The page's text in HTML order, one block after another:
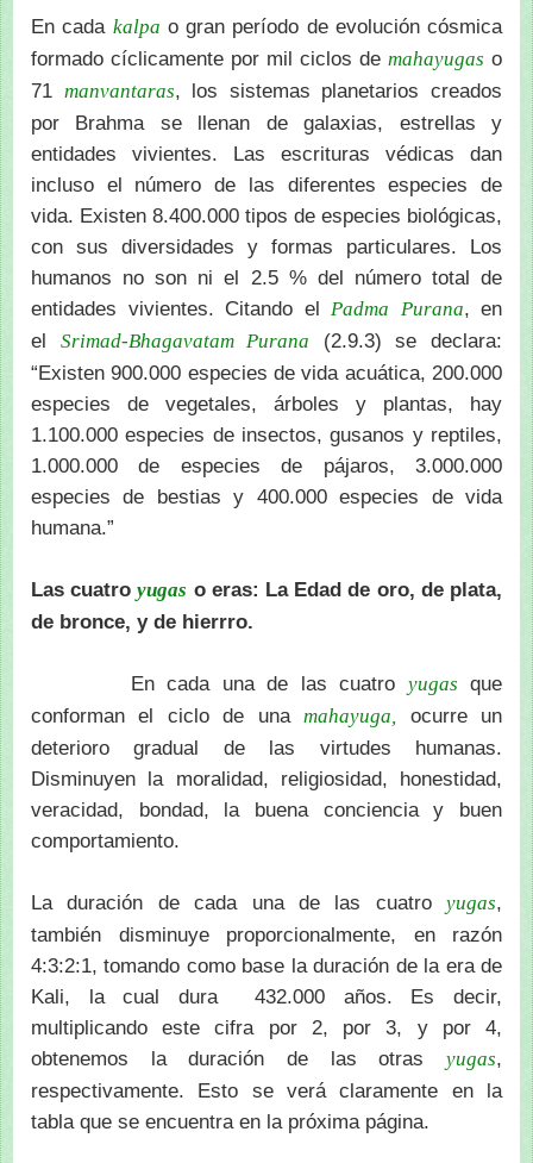
En cada kalpa o gran período de evolución cósmica
formado cíclicamente por mil ciclos de mahayugas o
71 manvantaras, los sistemas planetarios creados
por Brahma se llenan de galaxias, estrellas y
entidades vivientes. Las escrituras védicas dan
incluso el número de las diferentes especies de
vida. Existen 8.400.000 tipos de especies biológicas,
con sus diversidades y formas particulares. Los
humanos no son ni el 2.5 % del número total de
entidades vivientes. Citando el Padma Purana, en
el Srimad-Bhagavatam Purana (2.9.3) se declara:
“Existen 900.000 especies de vida acuática, 200.000
especies de vegetales, árboles y plantas, hay
1.100.000 especies de insectos, gusanos y reptiles,
1.000.000 de especies de pájaros, 3.000.000
especies de bestias y 400.000 especies de vida
humana.”
Las cuatroyugas o eras: La Edad de oro, de plata,
de bronce, y de hierrro.
En cada una de las cuatro yugas que
conforman el ciclo de unamahayuga, ocurre un
deterioro gradual de las virtudes humanas.
Disminuyen la moralidad, religiosidad, honestidad,
veracidad, bondad, la buena conciencia y buen
comportamiento.
La duración de cada una de las cuatro yugas,
también disminuye proporcionalmente, en razón
4:3:2:1, tomando como base la duración de la era de
Kali, la cual dura 432.000 años. Es decir,
multiplicando este cifra por 2, por 3, y por 4,
obtenemos la duración de las otras yugas,
respectivamente. Esto se verá claramente en la
tabla que se encuentra en la próxima página.